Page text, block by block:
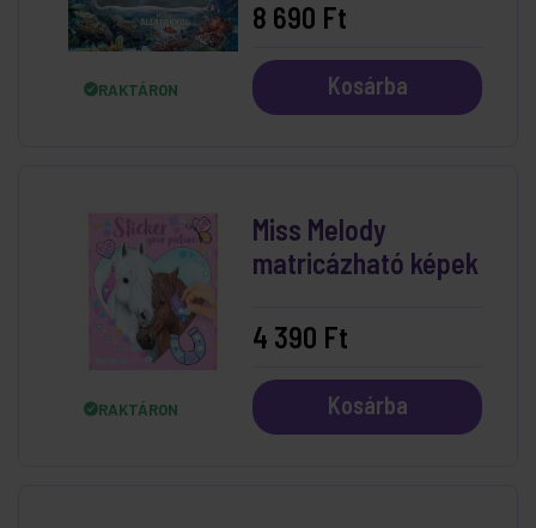
RAKTÁRON
8 690 Ft
Kosárba
RAKTÁRON
Miss Melody
matricázható képek
4 390 Ft
Kosárba